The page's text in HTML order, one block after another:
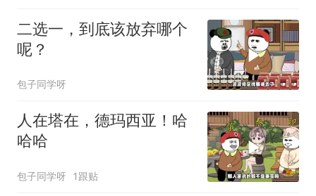
二选一，到底该放弃哪个
呢？
包子同学呀
人在塔在，德玛西亚！哈
哈哈
包子同学呀 1跟贴